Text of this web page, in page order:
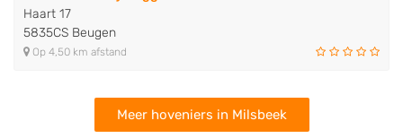
Haart 17
5835CS Beugen
Op 4,50 km afstand
Meer hoveniers in Milsbeek